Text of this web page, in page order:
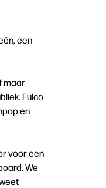
een
maar
Fulco
en
voor een
We